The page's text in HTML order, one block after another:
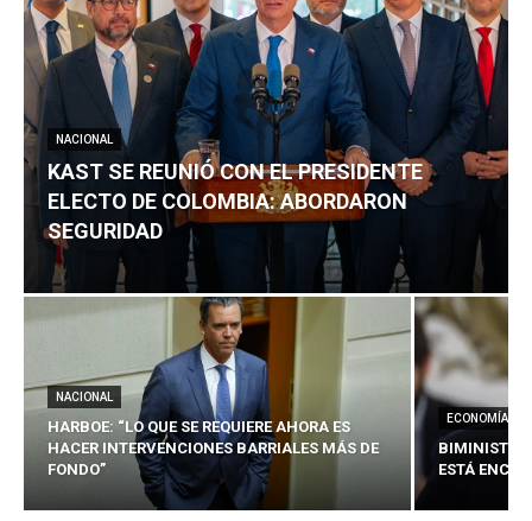
NACIONAL
KAST SE REUNIÓ CON EL PRESIDENTE
ELECTO DE COLOMBIA: ABORDARON
SEGURIDAD
NACIONAL
HARBOE: “LO QUE SE REQUIERE AHORA ES
HACER INTERVENCIONES BARRIALES MÁS DE
FONDO”
ECONOMÍA
BIMINISTRO
ESTÁ